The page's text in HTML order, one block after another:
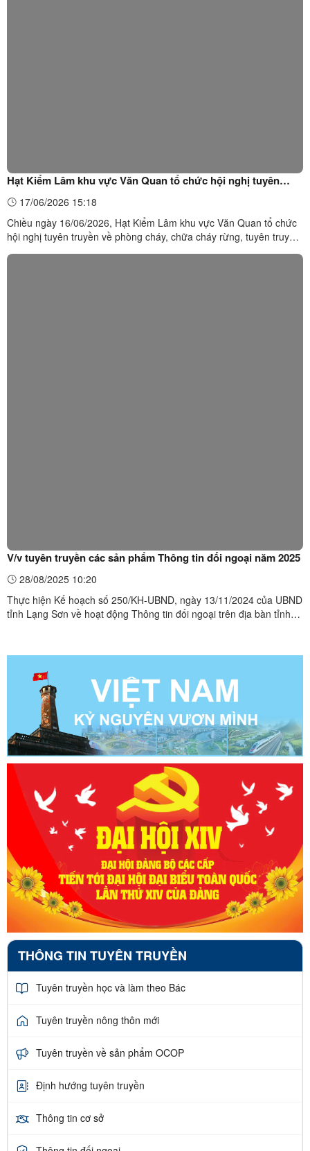
Hạt Kiểm Lâm khu vực Văn Quan tổ chức hội nghị tuyên
truyền về phòng cháy, chữa cháy rừng, tuyên truyền các văn
bản quy phạm pháp luật về quản lý, bảo vệ và phát triển rừng
năm 2026
17/06/2026 15:18
Chiều ngày 16/06/2026, Hạt Kiểm Lâm khu vực Văn Quan tổ chức
hội nghị tuyên truyền về phòng cháy, chữa cháy rừng, tuyên truyền
V/v tuyên truyền các sản phẩm Thông tin đối ngoại năm 2025
28/08/2025 10:20
Thực hiện Kế hoạch số 250/KH-UBND, ngày 13/11/2024 của UBND
tỉnh Lạng Sơn về hoạt động Thông tin đối ngoại trên địa bàn tỉnh
tin đối ngoại năm 2025, Sở Văn hóa, Thể thao và Du lịch đã ...
THÔNG TIN TUYÊN TRUYỀN
Tuyên truyền học và làm theo Bác
Tuyên truyền nông thôn mới
Tuyên truyền về sản phẩm OCOP
Định hướng tuyên truyền
Thông tin cơ sở